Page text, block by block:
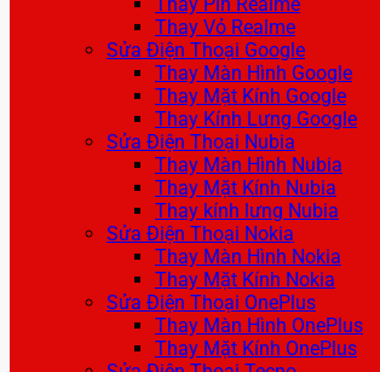
Thay Vỏ Realme
Sửa Điện Thoại Google
Thay Màn Hình Google
Thay Mặt Kính Google
Thay Kính Lưng Google
Sửa Điện Thoại Nubia
Thay Màn Hình Nubia
Thay Mặt Kính Nubia
Thay kính lưng Nubia
Sửa Điện Thoại Nokia
Thay Màn Hình Nokia
Thay Mặt Kính Nokia
Sửa Điện Thoại OnePlus
Thay Màn Hình OnePlus
Thay Mặt Kính OnePlus